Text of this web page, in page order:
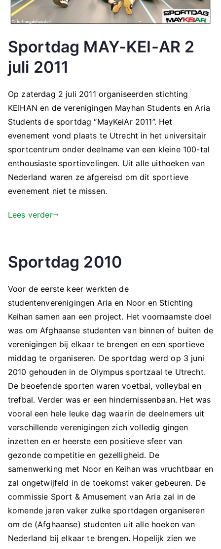
Sportdag MAY-KEI-AR 2
juli 2011
Op zaterdag 2 juli 2011 organiseerden stichting
KEIHAN en de verenigingen Mayhan Students en Aria
Students de sportdag “MayKeiAr 2011”. Het
evenement vond plaats te Utrecht in het universitair
sportcentrum onder deelname van een kleine 100-tal
enthousiaste sportievelingen. Uit alle uithoeken van
Nederland waren ze afgereisd om dit sportieve
evenement niet te missen.
Lees verder
Sportdag 2010
Voor de eerste keer werkten de
studentenverenigingen Aria en Noor en Stichting
Keihan samen aan een project. Het voornaamste doel
was om Afghaanse studenten van binnen of buiten de
verenigingen bij elkaar te brengen en een sportieve
middag te organiseren. De sportdag werd op 3 juni
2010 gehouden in de Olympus sportzaal te Utrecht.
De beoefende sporten waren voetbal, volleybal en
trefbal. Verder was er een hindernissenbaan. Het was
vooral een hele leuke dag waarin de deelnemers uit
verschillende verenigingen zich volledig gingen
inzetten en er heerste een positieve sfeer van
gezonde competitie en gezelligheid. De
samenwerking met Noor en Keihan was vruchtbaar en
zal ongetwijfeld in de toekomst vaker gebeuren. De
commissie Sport & Amusement van Aria zal in de
komende jaren vaker zulke sportdagen organiseren
om de (Afghaanse) studenten uit alle hoeken van
Nederland bij elkaar te brengen. Hopelijk zien we